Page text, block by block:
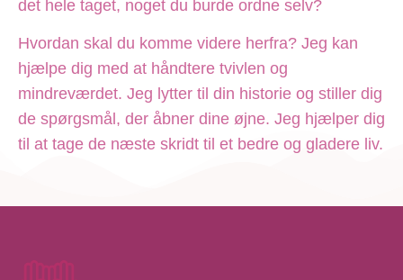
det hele taget, noget du burde ordne selv?
Hvordan skal du komme videre herfra? Jeg kan
hjælpe dig med at håndtere tvivlen og
mindreværdet. Jeg lytter til din historie og stiller dig
de spørgsmål, der åbner dine øjne. Jeg hjælper dig
til at tage de næste skridt til et bedre og gladere liv.